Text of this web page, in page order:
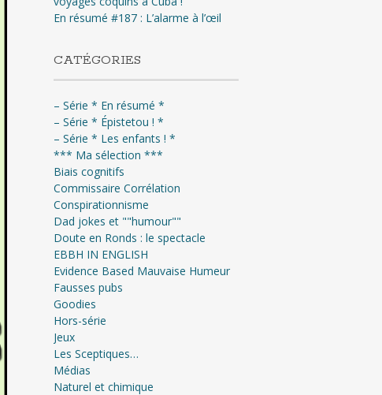
En résumé #187 : L’alarme à l’œil
CATÉGORIES
– Série * En résumé *
– Série * Épistetou ! *
– Série * Les enfants ! *
*** Ma sélection ***
Biais cognitifs
Commissaire Corrélation
Conspirationnisme
Dad jokes et ""humour""
Doute en Ronds : le spectacle
EBBH IN ENGLISH
Evidence Based Mauvaise Humeur
Fausses pubs
Goodies
Hors-série
Jeux
Les Sceptiques…
Médias
Naturel et chimique